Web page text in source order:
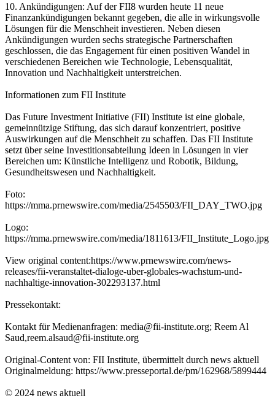
10. Ankündigungen: Auf der FII8 wurden heute 11 neue
Finanzankündigungen bekannt gegeben, die alle in wirkungsvolle
Lösungen für die Menschheit investieren. Neben diesen
Ankündigungen wurden sechs strategische Partnerschaften
geschlossen, die das Engagement für einen positiven Wandel in
verschiedenen Bereichen wie Technologie, Lebensqualität,
Innovation und Nachhaltigkeit unterstreichen.
Informationen zum FII Institute
Das Future Investment Initiative (FII) Institute ist eine globale,
gemeinnützige Stiftung, das sich darauf konzentriert, positive
Auswirkungen auf die Menschheit zu schaffen. Das FII Institute
setzt über seine Investitionsabteilung Ideen in Lösungen in vier
Bereichen um: Künstliche Intelligenz und Robotik, Bildung,
Gesundheitswesen und Nachhaltigkeit.
Foto:
https://mma.prnewswire.com/media/2545503/FII_DAY_TWO.jpg
Logo:
https://mma.prnewswire.com/media/1811613/FII_Institute_Logo.jpg
View original content:https://www.prnewswire.com/news-
releases/fii-veranstaltet-dialoge-uber-globales-wachstum-und-
nachhaltige-innovation-302293137.html
Pressekontakt:
Kontakt für Medienanfragen: media@fii-institute.org; Reem Al
Saud,reem.alsaud@fii-institute.org
Original-Content von: FII Institute, übermittelt durch news aktuell
Originalmeldung: https://www.presseportal.de/pm/162968/5899444
© 2024 news aktuell